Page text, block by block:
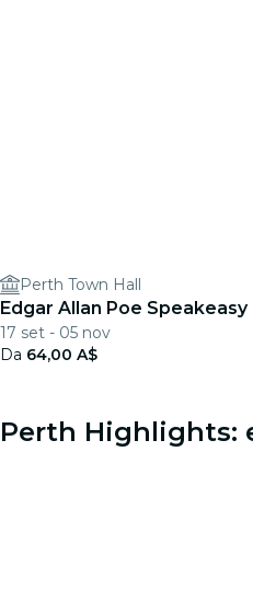
Perth Town Hall
Edgar Allan Poe Speakeasy
17 set - 05 nov
Da 64,00 A$
Perth Highlights: